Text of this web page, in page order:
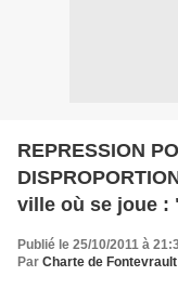
REPRESSION
ville où se joue :
VISAGE DU FILS
Publié le 25/10/2011 à
Par Charte de Fontevrault